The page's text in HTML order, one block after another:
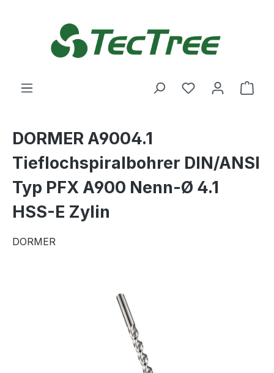
Du hast 0
DORMER A9004.1
Tieflochspiralbohrer DIN/ANSI
Typ PFX A900 Nenn-Ø 4.1
HSS-E Zylin
DORMER